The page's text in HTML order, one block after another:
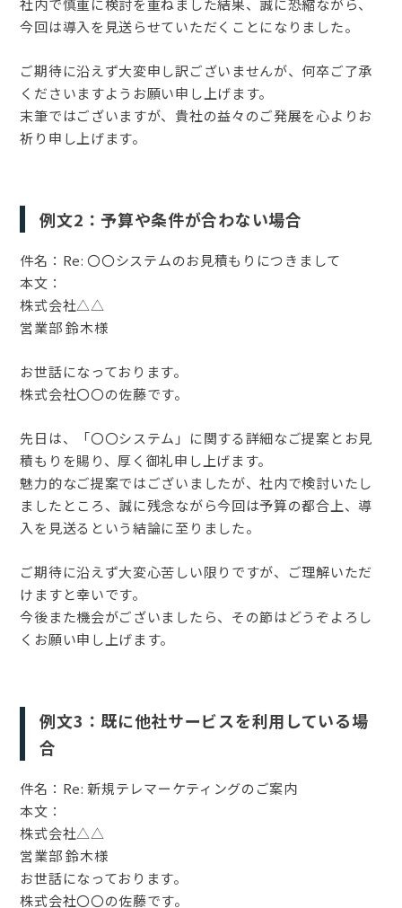
社内で慎重に検討を重ねました結果、誠に恐縮ながら、
今回は導入を見送らせていただくことになりました。
ご期待に沿えず大変申し訳ございませんが、何卒ご了承
くださいますようお願い申し上げます。
末筆ではございますが、貴社の益々のご発展を心よりお
祈り申し上げます。
例文2：予算や条件が合わない場合
件名：Re: 〇〇システムのお見積もりにつきまして
本文：
株式会社△△
営業部 鈴木様
お世話になっております。
株式会社〇〇の佐藤です。
先日は、「〇〇システム」に関する詳細なご提案とお見
積もりを賜り、厚く御礼申し上げます。
魅力的なご提案ではございましたが、社内で検討いたし
ましたところ、誠に残念ながら今回は予算の都合上、導
入を見送るという結論に至りました。
ご期待に沿えず大変心苦しい限りですが、ご理解いただ
けますと幸いです。
今後また機会がございましたら、その節はどうぞよろし
くお願い申し上げます。
例文3：既に他社サービスを利用している場
合
件名：Re: 新規テレマーケティングのご案内
本文：
株式会社△△
営業部 鈴木様
お世話になっております。
株式会社〇〇の佐藤です。